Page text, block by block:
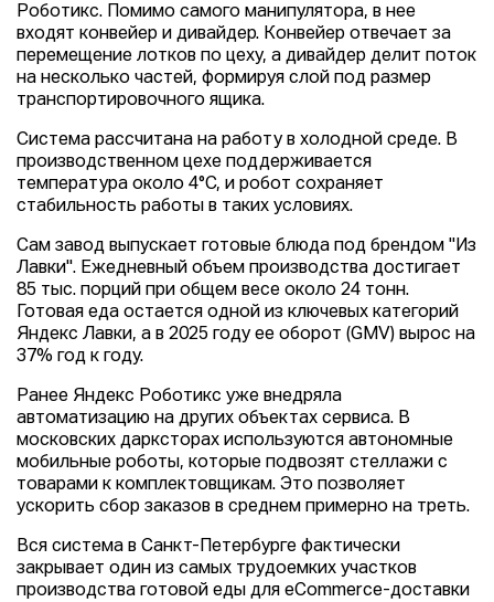
Роботикс. Помимо самого манипулятора, в нее
входят конвейер и дивайдер. Конвейер отвечает за
перемещение лотков по цеху, а дивайдер делит поток
на несколько частей, формируя слой под размер
транспортировочного ящика.
Система рассчитана на работу в холодной среде. В
производственном цехе поддерживается
температура около 4°C, и робот сохраняет
стабильность работы в таких условиях.
Сам завод выпускает готовые блюда под брендом "Из
Лавки". Ежедневный объем производства достигает
85 тыс. порций при общем весе около 24 тонн.
Готовая еда остается одной из ключевых категорий
Яндекс Лавки, а в 2025 году ее оборот (GMV) вырос на
37% год к году.
Ранее Яндекс Роботикс уже внедряла
автоматизацию на других объектах сервиса. В
московских дарксторах используются автономные
мобильные роботы, которые подвозят стеллажи с
товарами к комплектовщикам. Это позволяет
ускорить сбор заказов в среднем примерно на треть.
Вся система в Санкт-Петербурге фактически
закрывает один из самых трудоемких участков
производства готовой еды для eCommerce-доставки